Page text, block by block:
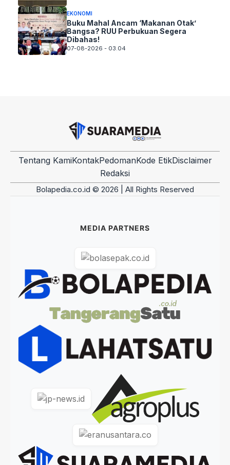
EKONOMI
Buku Mahal Ancam ‘Makanan Otak’
Bangsa? RUU Perbukuan Segera
Dibahas!
07-08-2026 - 03.04
Tentang KamiKontakPedomanKode EtikDisclaimer
Redaksi
Bolapedia.co.id © 2026 | All Rights Reserved
MEDIA PARTNERS